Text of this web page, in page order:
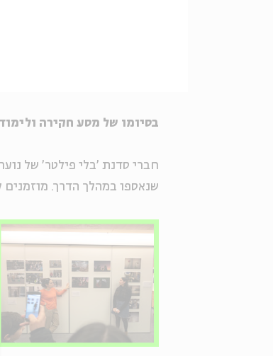
בסיומו של מסע חקירה
חברי סדנת 'בלי פילטר' של
שנאספו במהלך הדרך. מוזמנים